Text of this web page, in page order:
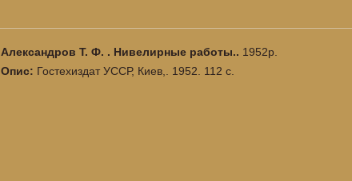
Александров Т. Ф. . Нивелирные работы.. 1952р.
Опис: Гостехиздат УССР, Киев,. 1952. 112 с.